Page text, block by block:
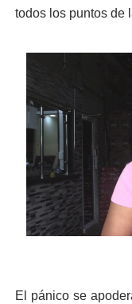
todos los puntos de
El pánico se